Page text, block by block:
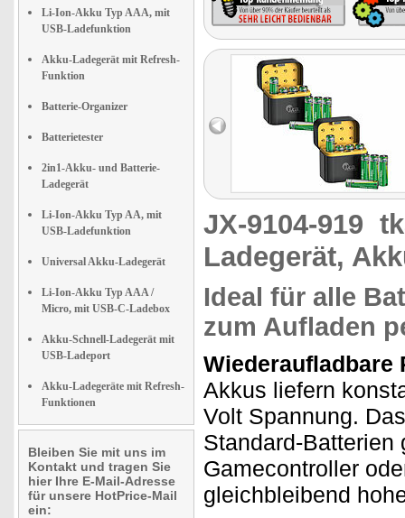
Li-Ion-Akku Typ AAA, mit
USB-Ladefunktion
Akku-Ladegerät mit Refresh-
Funktion
Batterie-Organizer
Batterietester
2in1-Akku- und Batterie-
Ladegerät
Li-Ion-Akku Typ AA, mit
USB-Ladefunktion
Universal Akku-Ladegerät
Li-Ion-Akku Typ AAA /
Micro, mit USB-C-Ladebox
Akku-Schnell-Ladegerät mit
USB-Ladeport
Akku-Ladegeräte mit Refresh-
Funktionen
Bleiben Sie mit uns im
Kontakt und tragen Sie
hier Ihre E-Mail-Adresse
für unsere HotPrice-Mail
ein:
JX-9104-919
Ladegerät,
Ideal für alle
zum Aufladen
Wiederaufladbare
Akkus liefern
Volt Spannung.
Standard-Batterien
Gamecontroller
gleichbleibend